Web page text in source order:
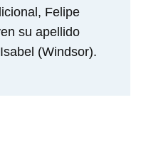
Felipe
su apellido
(Windsor).